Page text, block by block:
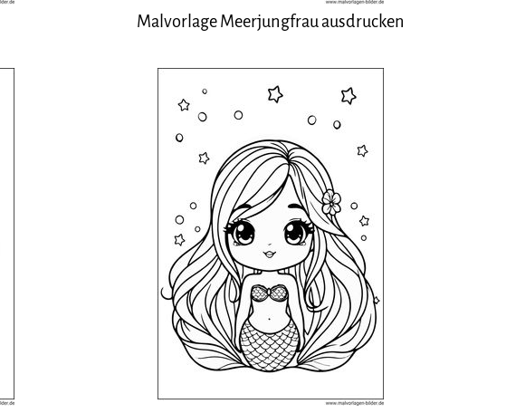
Malvorlage Meerjungfrau ausdrucken